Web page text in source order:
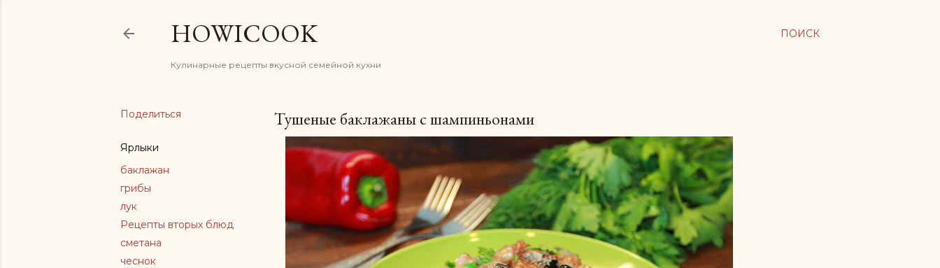
ПОИСК
HOWICOOK
Кулинарные рецепты вкусной семейной кухни
Поделиться
Ярлыки
баклажан
грибы
лук
Рецепты вторых блюд
сметана
чеснок
Тушеные баклажаны с шампиньонами